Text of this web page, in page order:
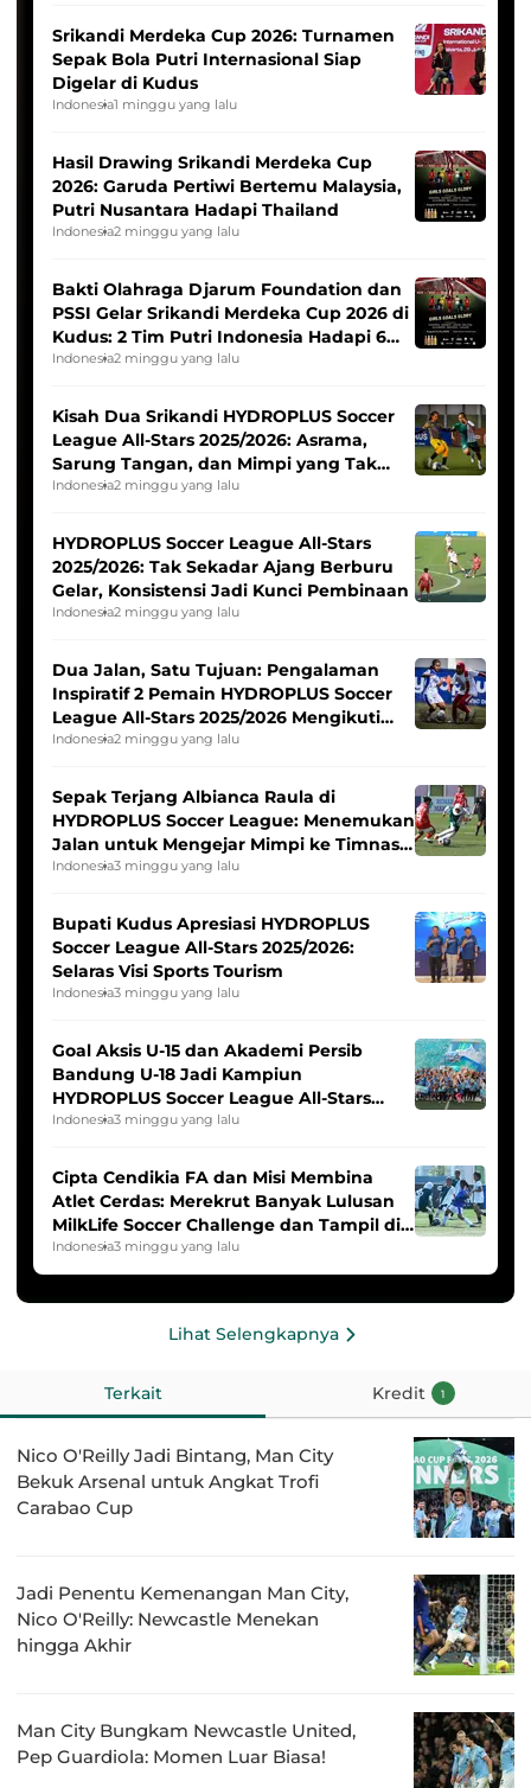
Srikandi Merdeka Cup 2026: Turnamen
Sepak Bola Putri Internasional Siap
Digelar di Kudus
Indonesia1 minggu yang lalu
Hasil Drawing Srikandi Merdeka Cup
2026: Garuda Pertiwi Bertemu Malaysia,
Putri Nusantara Hadapi Thailand
Indonesia2 minggu yang lalu
Bakti Olahraga Djarum Foundation dan
PSSI Gelar Srikandi Merdeka Cup 2026 di
Kudus: 2 Tim Putri Indonesia Hadapi 6
Tim Asia
Indonesia2 minggu yang lalu
Kisah Dua Srikandi HYDROPLUS Soccer
League All-Stars 2025/2026: Asrama,
Sarung Tangan, dan Mimpi yang Tak
Pernah Padam
Indonesia2 minggu yang lalu
HYDROPLUS Soccer League All-Stars
2025/2026: Tak Sekadar Ajang Berburu
Gelar, Konsistensi Jadi Kunci Pembinaan
Indonesia2 minggu yang lalu
Dua Jalan, Satu Tujuan: Pengalaman
Inspiratif 2 Pemain HYDROPLUS Soccer
League All-Stars 2025/2026 Mengikuti
Seleksi Timnas Indonesia Putri
Indonesia2 minggu yang lalu
Sepak Terjang Albianca Raula di
HYDROPLUS Soccer League: Menemukan
Jalan untuk Mengejar Mimpi ke Timnas
Indonesia Putri
Indonesia3 minggu yang lalu
Bupati Kudus Apresiasi HYDROPLUS
Soccer League All-Stars 2025/2026:
Selaras Visi Sports Tourism
Indonesia3 minggu yang lalu
Goal Aksis U-15 dan Akademi Persib
Bandung U-18 Jadi Kampiun
HYDROPLUS Soccer League All-Stars
2025/2026
Indonesia3 minggu yang lalu
Cipta Cendikia FA dan Misi Membina
Atlet Cerdas: Merekrut Banyak Lulusan
MilkLife Soccer Challenge dan Tampil di
HYDROPLUS Soccer League
Indonesia3 minggu yang lalu
Lihat Selengkapnya
Terkait Kredit 1
Nico O'Reilly Jadi Bintang, Man City
Bekuk Arsenal untuk Angkat Trofi
Carabao Cup
Jadi Penentu Kemenangan Man City,
Nico O'Reilly: Newcastle Menekan
hingga Akhir
Man City Bungkam Newcastle United,
Pep Guardiola: Momen Luar Biasa!